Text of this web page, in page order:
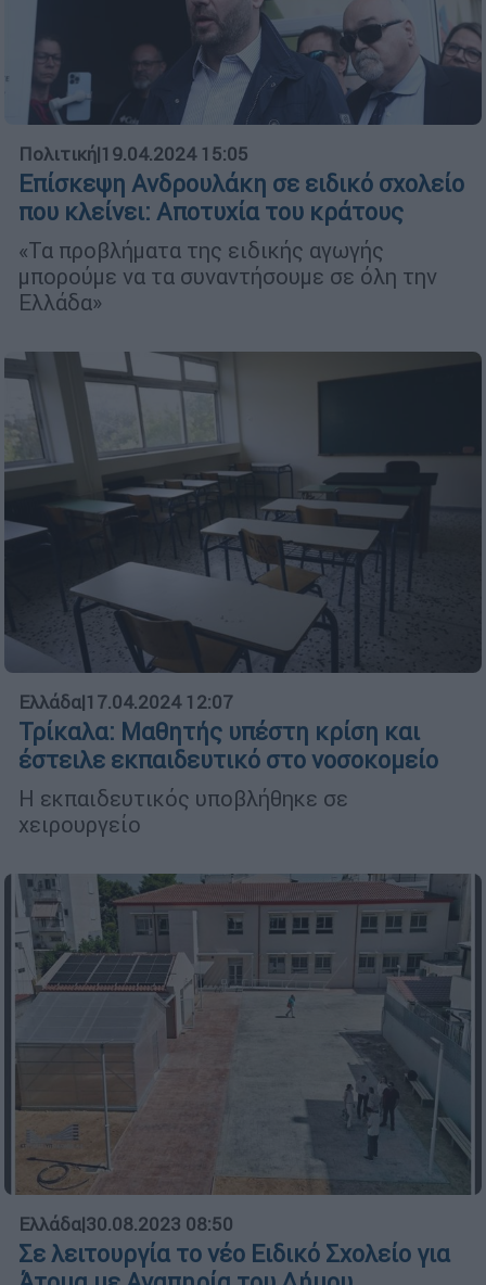
Πολιτική|19.04.2024 15:05
Επίσκεψη Ανδρουλάκη σε ειδικό σχολείο
που κλείνει: Αποτυχία του κράτους
«Τα προβλήματα της ειδικής αγωγής
μπορούμε να τα συναντήσουμε σε όλη την
Ελλάδα»
Ελλάδα|17.04.2024 12:07
Τρίκαλα: Μαθητής υπέστη κρίση και
έστειλε εκπαιδευτικό στο νοσοκομείο
Η εκπαιδευτικός υποβλήθηκε σε
χειρουργείο
Ελλάδα|30.08.2023 08:50
Σε λειτουργία το νέο Ειδικό Σχολείο για